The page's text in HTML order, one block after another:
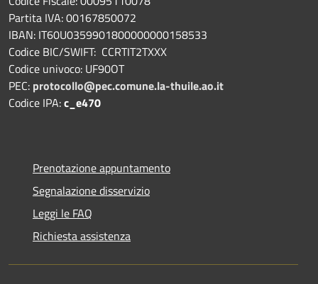
Partita IVA: 00167850072
IBAN: IT60U0359901800000000158533
Codice BIC/SWIFT: CCRTIT2TXXX
Codice univoco: UF90OT
PEC: protocollo@pec.comune.la-thuile.ao.it
Codice IPA:c_e470
Prenotazione appuntamento
Segnalazione disservizio
Leggi le FAQ
Richiesta assistenza